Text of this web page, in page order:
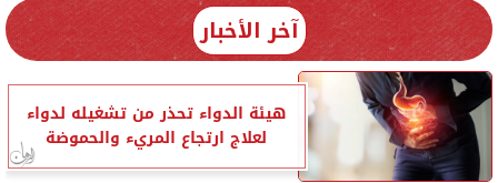
آخر الأخبار
هيئة الدواء تحذر من تشغيله لدواء
لعلاج ارتجاع المريء والحموضة